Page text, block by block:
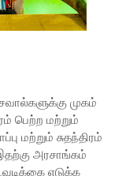
முகம்
பெற்ற மற்றும்
மற்றும் சுதந்திரம்
அரசாங்கம்
எடுக்க